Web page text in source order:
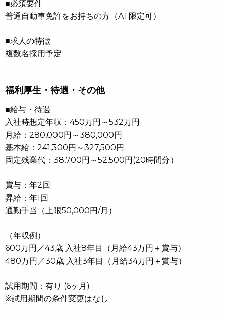
■必須要件
普通自動車免許をお持ちの方（AT限定可）
■求人の特徴
複数名採用予定
福利厚生・待遇・その他
■給与・待遇
入社時想定年収：450万円～532万円
月給：280,000円～380,000円
基本給：241,300円～327,500円
固定残業代：38,700円～52,500円(20時間分）
賞与：年2回
昇給：年1回
通勤手当（上限50,000円/月）
（年収例）
600万円／43歳 入社8年目（月給43万円＋賞与）
480万円／30歳 入社3年目（月給34万円＋賞与）
試用期間：有り (6ヶ月)
※試用期間の条件変更はなし